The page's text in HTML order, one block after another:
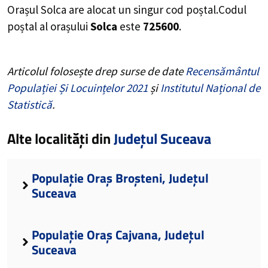
Orașul Solca are alocat un singur cod poștal.Codul
poștal al orașului Solca este 725600.
Articolul folosește drep surse de dateRecensământul
Populației Și Locuințelor 2021 șiInstitutul Național de
Statistică.
Alte localități dinJudețul Suceava
Populație Oraș Broșteni, Județul
Suceava
Populație Oraș Cajvana, Județul
Suceava